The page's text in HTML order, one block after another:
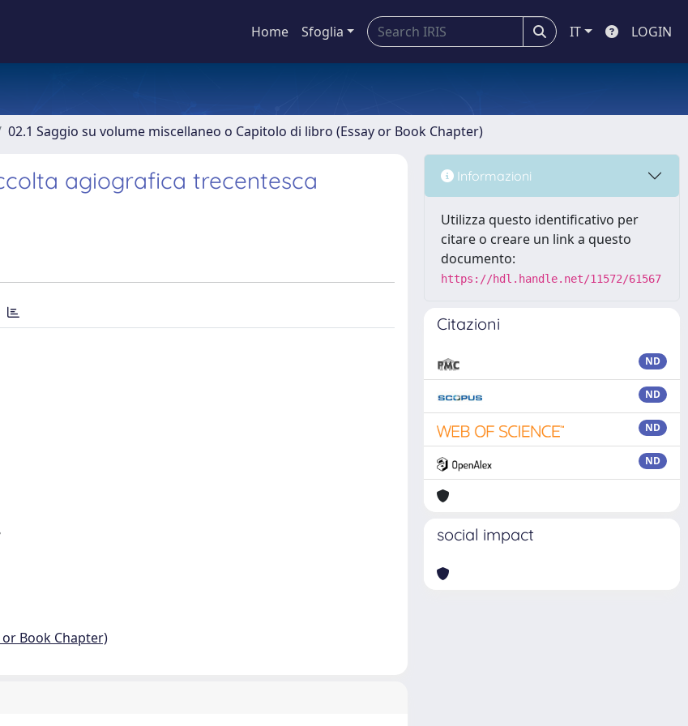
Home Sfoglia IT LOGIN
02.1 Saggio su volume miscellaneo o Capitolo di libro (Essay or Book Chapter)
agiografica trecentesca
Book Chapter)
Informazioni
Utilizza questo identificativo per
citare o creare un link a questo
documento:
https://hdl.handle.net/11572/61567
Citazioni
ND
ND
ND
ND
social impact